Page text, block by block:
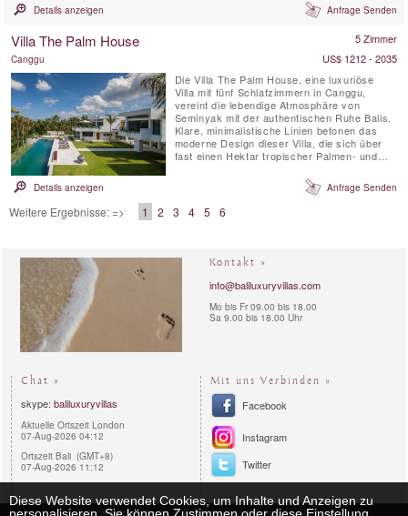
Details anzeigen Anfrage Senden
Villa The Palm House 5 Zimmer
Canggu
US$ 1212 - 2035
Die Villa The Palm House, eine luxuriöse
Villa mit fünf Schlafzimmern in Canggu,
vereint die lebendige Atmosphäre von
Seminyak mit der authentischen Ruhe Balis.
Klare, minimalistische Linien betonen das
moderne Design dieser Villa, die sich über
fast einen Hektar tropischer Palmen- und
atemberaubenden Blick auf die terrassierten
Reisfelder bietet. Jedes Detail wurde
sorgfältig durchdacht – die maßgefertigten
Möbel bieten höchsten ...
Details anzeigen Anfrage Senden
Weitere Ergebnisse: => 1 2 3 4 5 6
Kontakt »
info@baliluxuryvillas.com
Mo bis Fr 09.00 bis 18.00
Sa 9.00 bis 18.00 Uhr
Chat »
skype: baliluxuryvillas
Aktuelle Ortszeit London
07-Aug-2026 04:12
Ortszeit Bali (GMT+8)
07-Aug-2026 11:12
Mit uns Verbinden »
Facebook
Instagram
Twitter
Datenschutzerklärung Reservierungsverfahren Sitemap
Diese Website verwendet Cookies, um Inhalte und Anzeigen zu